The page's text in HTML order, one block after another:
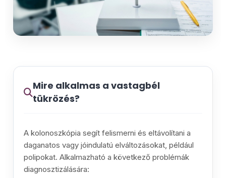
Mire alkalmas a vastagbél
tükrözés?
A kolonoszkópia segít felismerni és eltávolítani a
daganatos vagy jóindulatú elváltozásokat, például
polipokat. Alkalmazható a következő problémák
diagnosztizálására: